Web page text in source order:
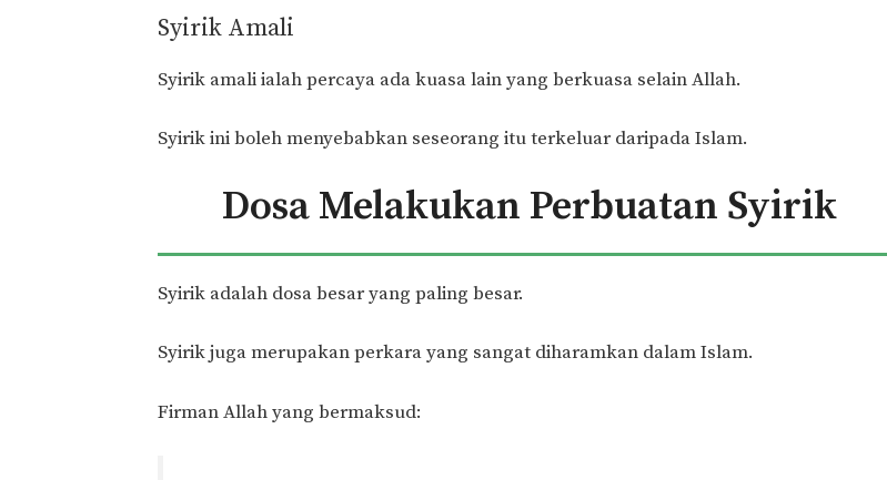
Syirik Amali
Syirik amali ialah percaya ada kuasa lain yang berkuasa selain Allah.
Syirik ini boleh menyebabkan seseorang itu terkeluar daripada Islam.
Dosa Melakukan Perbuatan Syirik
Syirik adalah dosa besar yang paling besar.
Syirik juga merupakan perkara yang sangat diharamkan dalam Islam.
Firman Allah yang bermaksud: